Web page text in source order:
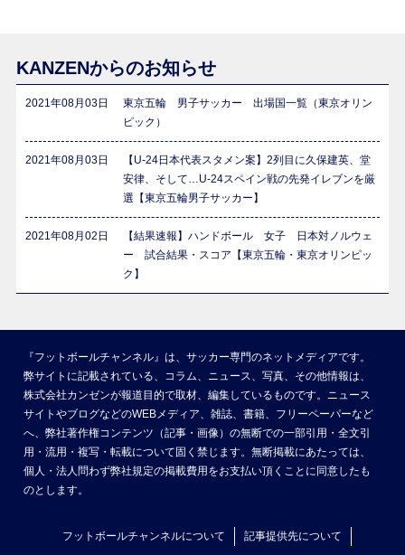
KANZENからのお知らせ
2021年08月03日
東京五輪 男子サッカー 出場国一覧（東京オリン
ピック）
2021年08月03日
【U-24日本代表スタメン案】2列目に久保建英、堂
安律、そして…U-24スペイン戦の先発イレブンを厳
選【東京五輪男子サッカー】
2021年08月02日
【結果速報】ハンドボール 女子 日本対ノルウェ
ー 試合結果・スコア【東京五輪・東京オリンピッ
ク】
『フットボールチャンネル』は、サッカー専門のネットメディアです。
弊サイトに記載されている、コラム、ニュース、写真、その他情報は、
株式会社カンゼンが報道目的で取材、編集しているものです。ニュース
サイトやブログなどのWEBメディア、雑誌、書籍、フリーペーパーなど
へ、弊社著作権コンテンツ（記事・画像）の無断での一部引用・全文引
用・流用・複写・転載について固く禁じます。無断掲載にあたっては、
個人・法人問わず弊社規定の掲載費用をお支払い頂くことに同意したも
のとします。
フットボールチャンネルについて 記事提供先について